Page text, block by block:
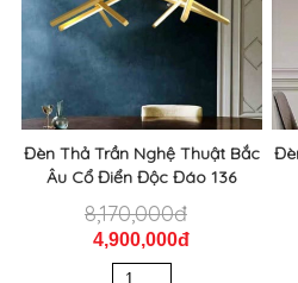
Đèn Thả Trần Nghệ Thuật Bắc
Âu Cổ Điển Độc Đáo 136
8,170,000đ
4,900,000đ